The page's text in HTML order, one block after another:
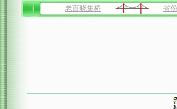
老百晓集桥 省